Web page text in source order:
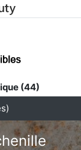
(44)